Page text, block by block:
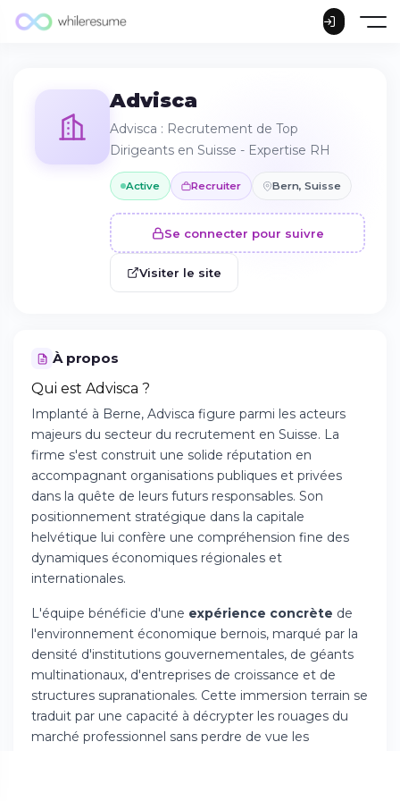
Advisca
Advisca : Recrutement de Top
Dirigeants en Suisse - Expertise RH
Active Recruiter Bern, Suisse
Se connecter pour suivre
Visiter le site
À propos
Qui est Advisca ?
Implanté à Berne, Advisca figure parmi les acteurs
majeurs du secteur du recrutement en Suisse. La
firme s'est construit une solide réputation en
accompagnant organisations publiques et privées
dans la quête de leurs futurs responsables. Son
positionnement stratégique dans la capitale
helvétique lui confère une compréhension fine des
dynamiques économiques régionales et
internationales.
L'équipe bénéficie d'une expérience concrète de
l'environnement économique bernois, marqué par la
densité d'institutions gouvernementales, de géants
multinationaux, d'entreprises de croissance et de
structures supranationales. Cette immersion terrain se
traduit par une capacité à décrypter les rouages du
marché professionnel sans perdre de vue les